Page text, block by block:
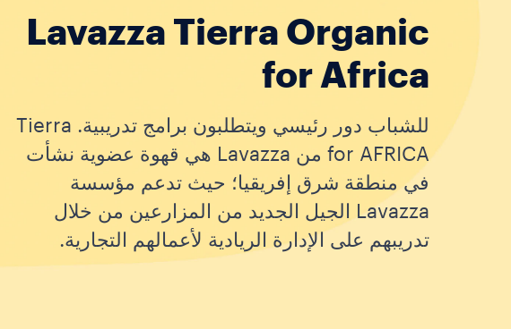
Lavazza Tierra Organic
for Africa
للشباب دور رئيسي ويتطلبون برامج تدريبية. Tierra
for AFRICA من Lavazza هي قهوة عضوية نشأت
في منطقة شرق إفريقيا؛ حيث تدعم مؤسسة
Lavazza الجيل الجديد من المزارعين من خلال
تدريبهم على الإدارة الريادية لأعمالهم التجارية.